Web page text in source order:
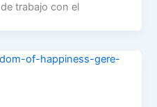
trabajo con el